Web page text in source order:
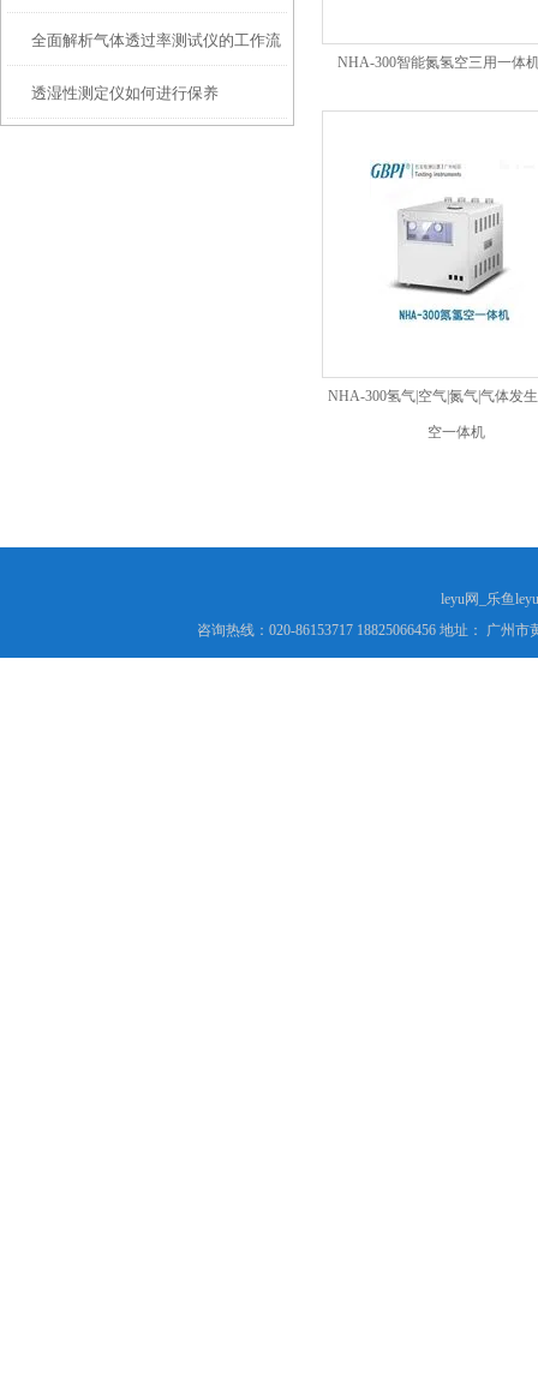
保养
全面解析气体透过率测试仪的工作流
程与操作方法
透湿性测定仪如何进行保养
NHA-300智能氮氢空三用一体
NHA-300氢气|空气|氮气|气体发
空一体机
leyu网_乐鱼
咨询热线：020-86153717 18825066456 地址： 广州